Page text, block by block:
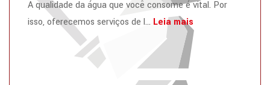
A qualidade da água que você consome é vital. Por
isso, oferecemos serviços de l... Leia mais